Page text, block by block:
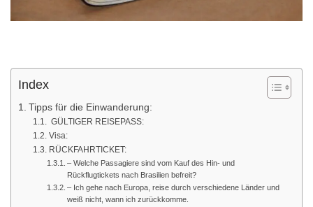
Index
Tipps für die Einwanderung:
GÜLTIGER REISEPASS:
Visa:
RÜCKFAHRTICKET:
– Welche Passagiere sind vom Kauf des Hin- und
Rückflugtickets nach Brasilien befreit?
– Ich gehe nach Europa, reise durch verschiedene Länder und
weiß nicht, wann ich zurückkomme.